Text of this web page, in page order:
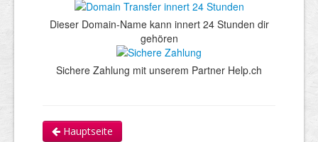
Dieser Domain-Name kann innert 24 Stunden dir
gehören
Sichere Zahlung mit unserem Partner Help.ch
Hauptseite